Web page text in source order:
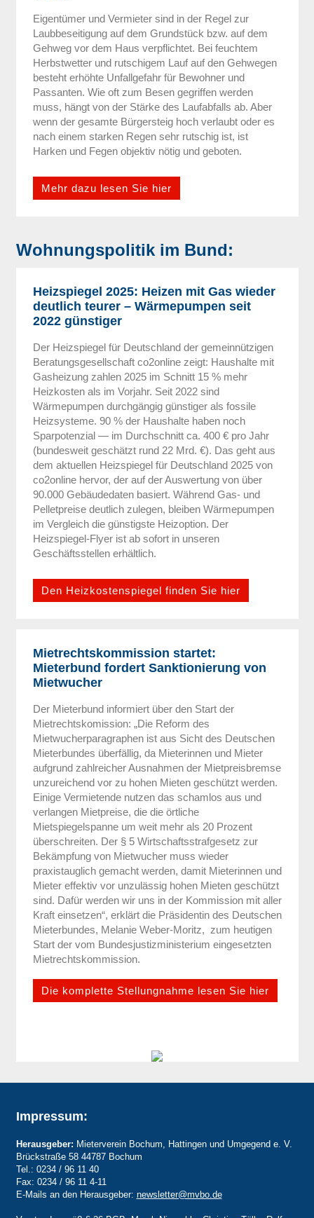
Eigentümer und Vermieter sind in der Regel zur
Laubbeseitigung auf dem Grundstück bzw. auf dem
Gehweg vor dem Haus verpflichtet. Bei feuchtem
Herbstwetter und rutschigem Lauf auf den Gehwegen
besteht erhöhte Unfallgefahr für Bewohner und
Passanten. Wie oft zum Besen gegriffen werden
muss, hängt von der Stärke des Laufabfalls ab. Aber
wenn der gesamte Bürgersteig hoch verlaubt oder es
nach einem starken Regen sehr rutschig ist, ist
Harken und Fegen objektiv nötig und geboten.
Mehr dazu lesen Sie hier
Wohnungspolitik im Bund:
Heizspiegel 2025: Heizen mit Gas wieder
deutlich teurer – Wärmepumpen seit
2022 günstiger
Der Heizspiegel für Deutschland der gemeinnützigen
Beratungsgesellschaft co2online zeigt: Haushalte mit
Gasheizung zahlen 2025 im Schnitt 15 % mehr
Heizkosten als im Vorjahr. Seit 2022 sind
Wärmepumpen durchgängig günstiger als fossile
Heizsysteme. 90 % der Haushalte haben noch
Sparpotenzial — im Durchschnitt ca. 400 € pro Jahr
(bundesweit geschätzt rund 22 Mrd. €). Das geht aus
dem aktuellen Heizspiegel für Deutschland 2025 von
co2online hervor, der auf der Auswertung von über
90.000 Gebäudedaten basiert. Während Gas- und
Pelletpreise deutlich zulegen, bleiben Wärmepumpen
im Vergleich die günstigste Heizoption. Der
Heizspiegel-Flyer ist ab sofort in unseren
Geschäftsstellen erhältlich.
Den Heizkostenspiegel finden Sie hier
Mietrechtskommission startet:
Mieterbund fordert Sanktionierung von
Mietwucher
Der Mieterbund informiert über den Start der
Mietrechtskomission: „Die Reform des
Mietwucherparagraphen ist aus Sicht des Deutschen
Mieterbundes überfällig, da Mieterinnen und Mieter
aufgrund zahlreicher Ausnahmen der Mietpreisbremse
unzureichend vor zu hohen Mieten geschützt werden.
Einige Vermietende nutzen das schamlos aus und
verlangen Mietpreise, die die örtliche
Mietspiegelspanne um weit mehr als 20 Prozent
überschreiten. Der § 5 Wirtschaftsstrafgesetz zur
Bekämpfung von Mietwucher muss wieder
praxistauglich gemacht werden, damit Mieterinnen und
Mieter effektiv vor unzulässig hohen Mieten geschützt
sind. Dafür werden wir uns in der Kommission mit aller
Kraft einsetzen“, erklärt die Präsidentin des Deutschen
Mieterbundes, Melanie Weber-Moritz, zum heutigen
Start der vom Bundesjustizministerium eingesetzten
Mietrechtskommission.
Die komplette Stellungnahme lesen Sie hier
Impressum:
Herausgeber: Mieterverein Bochum, Hattingen und Umgegend e. V.
Brückstraße 58 44787 Bochum
Tel.: 0234 / 96 11 40
Fax: 0234 / 96 11 4-11
E-Mails an den Herausgeber: newsletter@mvbo.de